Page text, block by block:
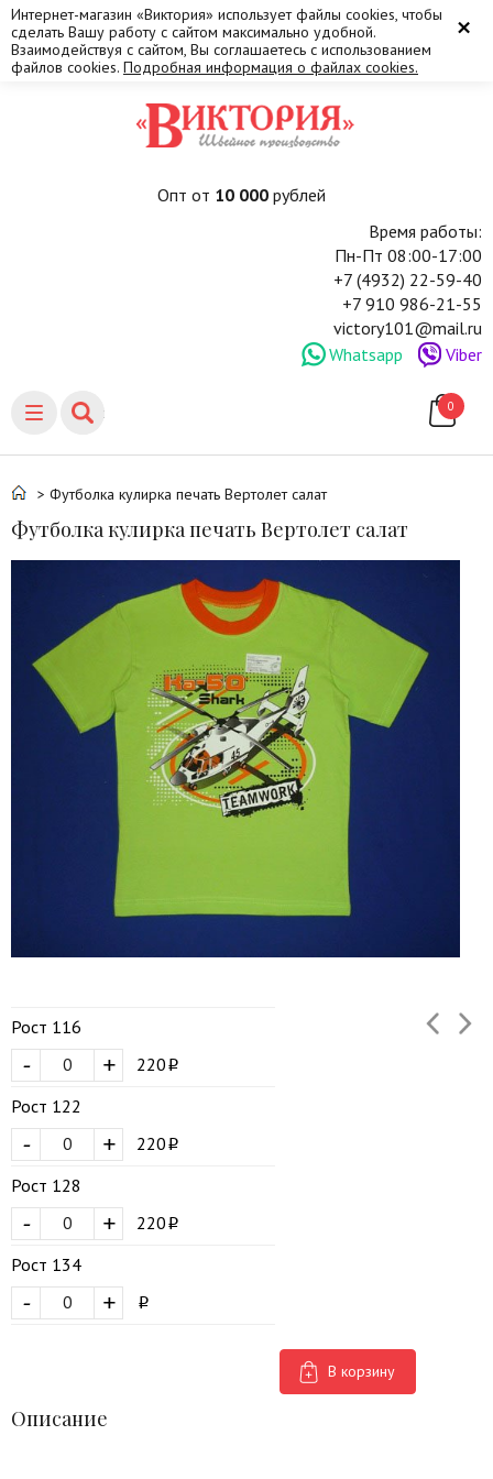
×
Интернет-магазин «Виктория» использует файлы cookies, чтобы
сделать Вашу работу с сайтом максимально удобной.
Взаимодействуя с сайтом, Вы соглашаетесь с использованием
файлов cookies. Подробная информация о файлах cookies.
Опт от 10 000рублей
Время работы:
Пн-Пт 08:00-17:00
+7 (4932) 22-59-40
+7 910 986-21-55
victory101@mail.ru
Whatsapp
Viber
0
> Футболка кулирка печать Вертолет салат
Футболка кулирка печать Вертолет салат
Рост 116
+
-
220
Рост 122
+
-
220
Рост 128
+
-
220
Рост 134
+
-
В корзину
Описание